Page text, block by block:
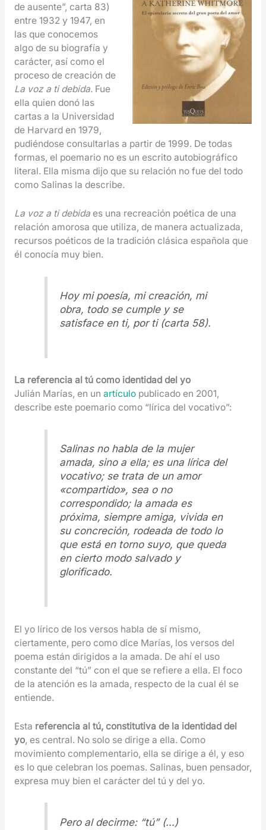
de ausente”, carta 83)
entre 1932 y 1947, en
las que conocemos
algo de su biografía y
carácter, así como el
proceso de creación de
La voz a ti debida. Fue
ella quien donó las
cartas a la Universidad
de Harvard en 1979,
pudiéndose consultarlas a partir de 1999. De todas
formas, el poemario no es un escrito autobiográfico
literal. Ella misma dijo que su relación no fue del todo
como Salinas la describe.
La voz a ti debidaes una recreación poética de una
relación amorosa que utiliza, de manera actualizada,
recursos poéticos de la tradición clásica española que
él conocía muy bien.
Hoy mi poesía, mi creación, mi
obra, todo se cumple y se
satisface en ti, por ti (carta 58).
La referencia al tú como identidad del yo
Julián Marías, en un artículopublicado en 2001,
describe este poemario como “lírica del vocativo”:
Salinas no habla de la mujer
amada, sino a ella; es una lírica del
vocativo; se trata de un amor
«compartido», sea o no
correspondido; la amada es
próxima, siempre amiga, vivida en
su concreción, rodeada de todo lo
que está en torno suyo, que queda
en cierto modo salvado y
glorificado.
El yo lírico de los versos habla de sí mismo,
ciertamente, pero como dice Marías, los versos del
poema están dirigidos a la amada. De ahí el uso
constante del “tú” con el que se refiere a ella. El foco
de la atención es la amada, respecto de la cual él se
entiende.
Esta referencia al tú, constitutiva de la identidad del
yo, es central. No solo se dirige a ella. Como
movimiento complementario, ella se dirige a él, y eso
es lo que celebran los poemas. Salinas, buen pensador,
expresa muy bien el carácter del tú y del yo.
Pero al decirme: “tú” (…)